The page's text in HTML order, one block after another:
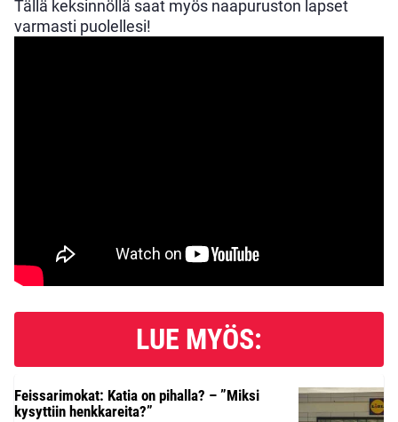
Tällä keksinnöllä saat myös naapuruston lapset
varmasti puolellesi!
LUE MYÖS:
Feissarimokat: Katia on pihalla? – ”Miksi
kysyttiin henkkareita?”